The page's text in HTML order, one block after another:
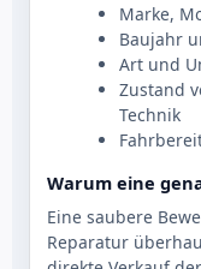
Marke,
Baujahr
Art und
Zustand
Technik
Warum eine
Eine saubere
Reparatur